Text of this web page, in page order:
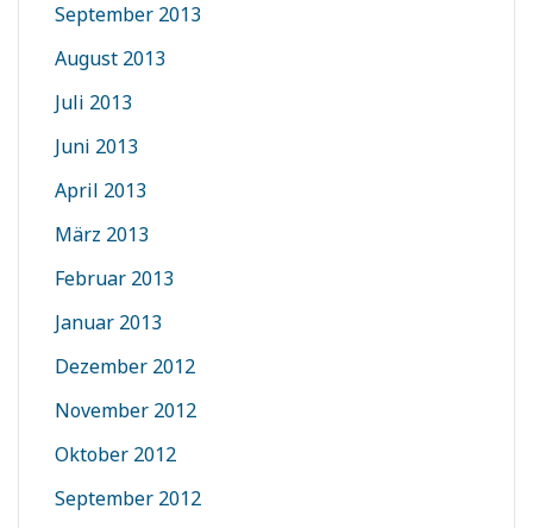
September 2013
August 2013
Juli 2013
Juni 2013
April 2013
März 2013
Februar 2013
Januar 2013
Dezember 2012
November 2012
Oktober 2012
September 2012